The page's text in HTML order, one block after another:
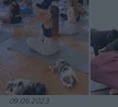
09.06.2023